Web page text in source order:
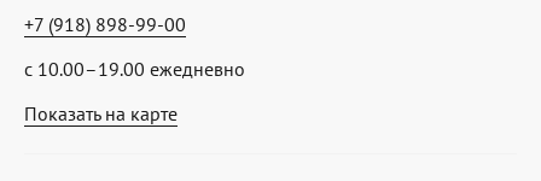
Показать на карте
с 10.00–19.00 ежедневно
+7 (918) 898-99-00